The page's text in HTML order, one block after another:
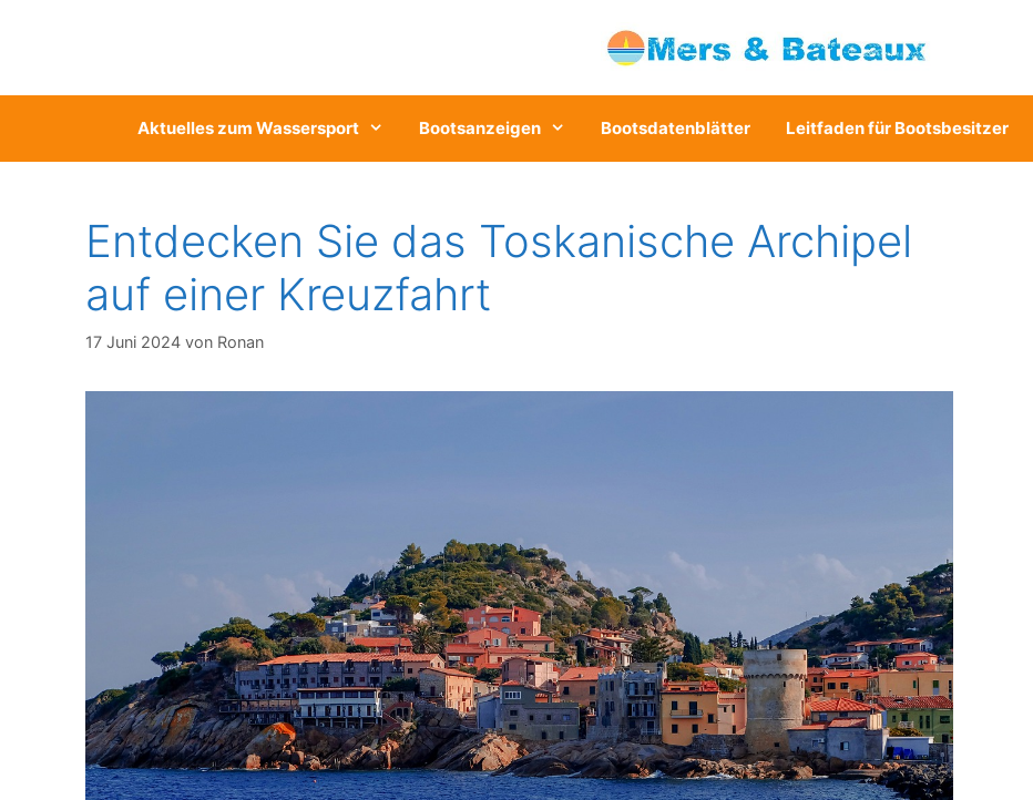
Aktuelles zum Wassersport Bootsanzeigen Bootsdatenblätter Leitfaden für Bootsbesitzer
Entdecken Sie das Toskanische Archipel
auf einer Kreuzfahrt
17 Juni 2024 von Ronan